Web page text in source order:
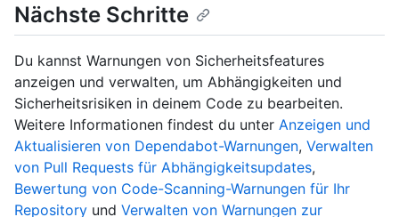
Nächste Schritte
Du kannst Warnungen von Sicherheitsfeatures
anzeigen und verwalten, um Abhängigkeiten und
Sicherheitsrisiken in deinem Code zu bearbeiten.
Weitere Informationen findest du unter Anzeigen und
Aktualisieren von Dependabot-Warnungen, Verwalten
von Pull Requests für Abhängigkeitsupdates,
Bewertung von Code-Scanning-Warnungen für Ihr
Repository und Verwalten von Warnungen zur